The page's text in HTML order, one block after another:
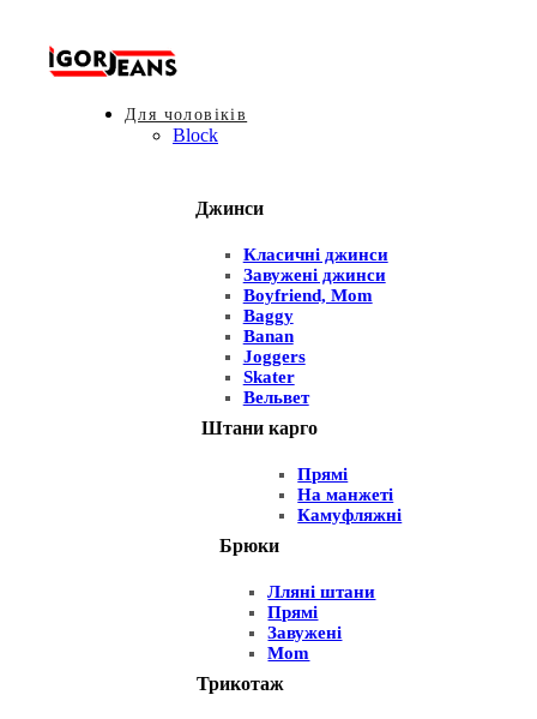
Для чоловіків
Block
Джинси
Класичні джинси
Завужені джинси
Boyfriend, Mom
Baggy
Banan
Joggers
Skater
Вельвет
Штани карго
Прямі
На манжеті
Камуфляжні
Брюки
Лляні штани
Прямі
Завужені
Mom
Трикотаж